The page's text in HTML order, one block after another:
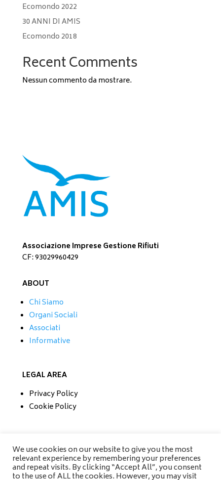
Ecomondo 2022
30 ANNI DI AMIS
Ecomondo 2018
Recent Comments
Nessun commento da mostrare.
Associazione Imprese Gestione Rifiuti
CF: 93029960429
ABOUT
Chi Siamo
Organi Sociali
Associati
Informative
LEGAL AREA
Privacy Policy
Cookie Policy
Tel/Fax 0733 230279
Mobile 335 6670118
We use cookies on our website to give you the most
relevant experience by remembering your preferences
and repeat visits. By clicking “Accept All”, you consent
to the use of ALL the cookies. However, you may visit